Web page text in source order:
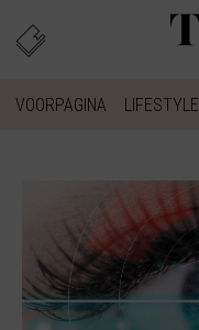
VOORPAGINA LIFESTYLE